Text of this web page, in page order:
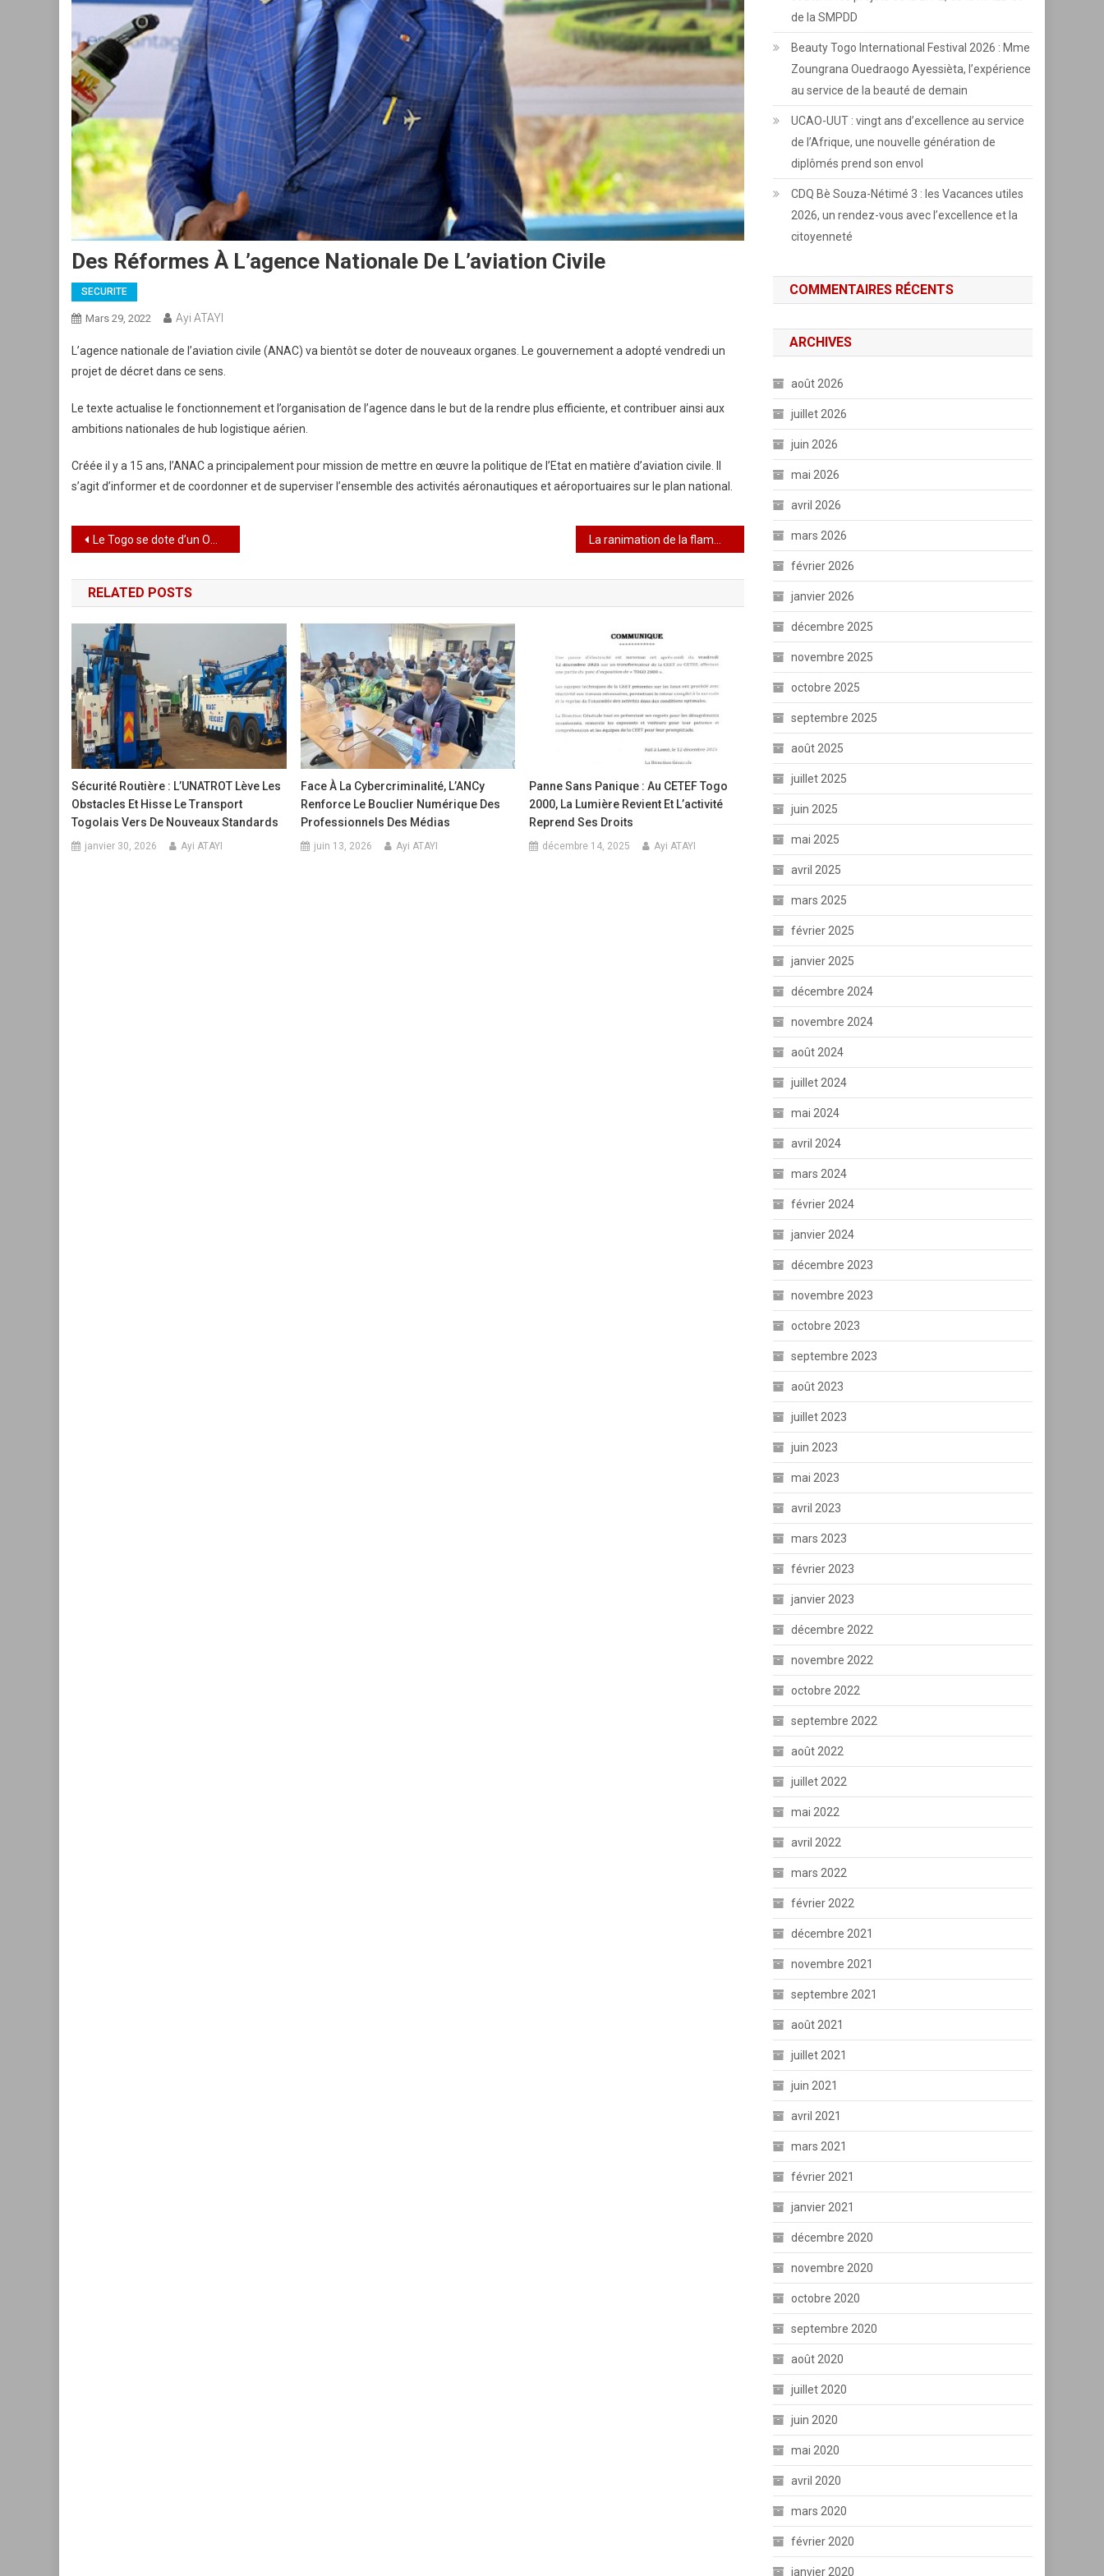
Des Réformes À L’agence Nationale De L’aviation Civile
SECURITE
Mars 29, 2022 Ayi ATAYI
L’agence nationale de l’aviation civile (ANAC) va bientôt se doter de nouveaux organes. Le gouvernement a adopté vendredi un
projet de décret dans ce sens.
Le texte actualise le fonctionnement et l’organisation de l’agence dans le but de la rendre plus efficiente, et contribuer ainsi aux
ambitions nationales de hub logistique aérien.
Créée il y a 15 ans, l’ANAC a principalement pour mission de mettre en œuvre la politique de l’Etat en matière d’aviation civile. Il
s’agit d’informer et de coordonner et de superviser l’ensemble des activités aéronautiques et aéroportuaires sur le plan national.
Navigation
de
l’article
Le Togo se dote d’un Office national de la sécurité routière
RELATED POSTS
Sécurité Routière : L’UNATROT Lève Les
Obstacles Et Hisse Le Transport
Togolais Vers De Nouveaux Standards
janvier 30, 2026 Ayi ATAYI
Face À La Cybercriminalité, L’ANCy
Renforce Le Bouclier Numérique Des
Professionnels Des Médias
juin 13, 2026 Ayi ATAYI
Panne Sans Panique : Au CETEF Togo
2000, La Lumière Revient Et L’activité
Reprend Ses Droits
décembre 14, 2025 Ayi ATAYI
de la SMPDD
Beauty Togo International Festival 2026 : Mme
Zoungrana Ouedraogo Ayessièta, l’expérience
au service de la beauté de demain
UCAO-UUT : vingt ans d’excellence au service
de l’Afrique, une nouvelle génération de
diplômés prend son envol
CDQ Bè Souza-Nétimé 3 : les Vacances utiles
2026, un rendez-vous avec l’excellence et la
citoyenneté
COMMENTAIRES RÉCENTS
ARCHIVES
août 2026
juillet 2026
juin 2026
mai 2026
avril 2026
mars 2026
février 2026
janvier 2026
décembre 2025
novembre 2025
octobre 2025
septembre 2025
août 2025
juillet 2025
juin 2025
mai 2025
avril 2025
mars 2025
février 2025
janvier 2025
décembre 2024
novembre 2024
août 2024
juillet 2024
mai 2024
avril 2024
mars 2024
février 2024
janvier 2024
décembre 2023
novembre 2023
octobre 2023
septembre 2023
août 2023
juillet 2023
juin 2023
mai 2023
avril 2023
mars 2023
février 2023
janvier 2023
décembre 2022
novembre 2022
octobre 2022
septembre 2022
août 2022
juillet 2022
mai 2022
avril 2022
mars 2022
février 2022
décembre 2021
novembre 2021
septembre 2021
août 2021
juillet 2021
juin 2021
avril 2021
mars 2021
février 2021
janvier 2021
décembre 2020
novembre 2020
octobre 2020
septembre 2020
août 2020
juillet 2020
juin 2020
mai 2020
avril 2020
mars 2020
février 2020
janvier 2020